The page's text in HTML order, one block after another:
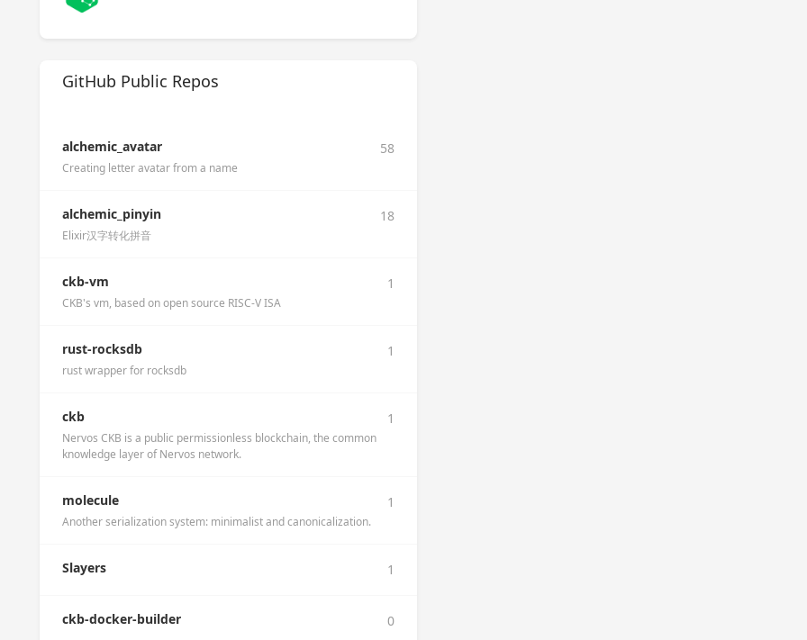
GitHub Public Repos
alchemic_avatar 58
Creating letter avatar from a name
alchemic_pinyin 18
Elixir汉字转化拼音
ckb-vm 1
CKB's vm, based on open source RISC-V ISA
rust-rocksdb 1
rust wrapper for rocksdb
ckb 1
Nervos CKB is a public permissionless blockchain, the common
knowledge layer of Nervos network.
molecule 1
Another serialization system: minimalist and canonicalization.
Slayers 1
ckb-docker-builder 0